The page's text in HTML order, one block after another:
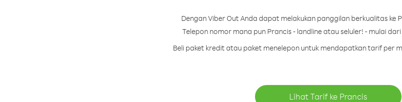
Dengan Viber Out Anda dapat melakukan panggilan berkualitas ke
Telepon nomor mana pun Prancis - landline atau seluler! - mulai
Beli paket kredit atau paket menelepon untuk mendapatkan tarif per
Lihat Tarif ke Prancis